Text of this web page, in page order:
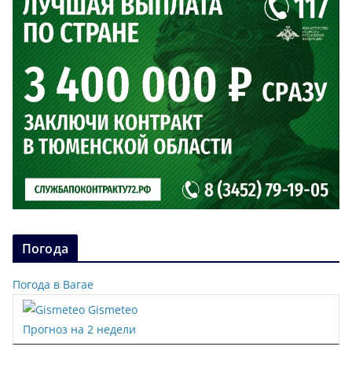
Погода
Погода в Вагае
Gismeteo
Прогноз на 2 недели